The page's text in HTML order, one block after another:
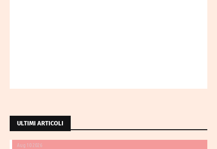
ULTIMI ARTICOLI
Aug 10 2026